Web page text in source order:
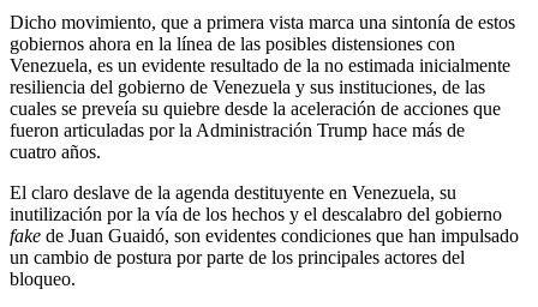
Dicho movimiento, que a primera vista marca una sintonía de estos
gobiernos ahora en la línea de las posibles distensiones con
Venezuela, es un evidente resultado de la no estimada inicialmente
resiliencia del gobierno de Venezuela y sus instituciones, de las
cuales se preveía su quiebre desde la aceleración de acciones que
fueron articuladas por la Administración Trump hace más de
cuatro años.
El claro deslave de la agenda destituyente en Venezuela, su
inutilización por la vía de los hechos y el descalabro del gobierno
fake de Juan Guaidó, son evidentes condiciones que han impulsado
un cambio de postura por parte de los principales actores del
bloqueo.